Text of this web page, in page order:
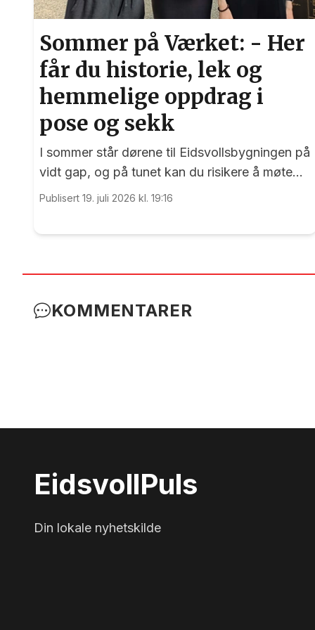
Sommer på Værket: - Her
får du historie, lek og
hemmelige oppdrag i
pose og sekk
I sommer står dørene til Eidsvollsbygningen på
vidt gap, og på tunet kan du risikere å møte
blide og hjelpsomme sommervikarer som mer
Publisert 19. juli 2026 kl. 19:16
KOMMENTARER
EidsvollPuls
Din lokale nyhetskilde